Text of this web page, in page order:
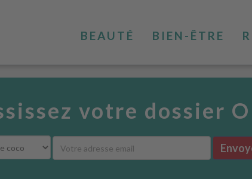
BEAUTÉ BIEN-ÊTRE
votre dossier